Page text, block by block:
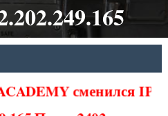
сменился IP